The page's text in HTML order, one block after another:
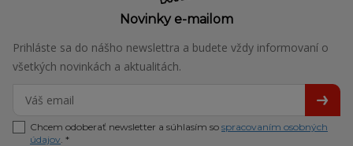
Novinky e-mailom
Prihláste sa do nášho newslettra a budete vždy informovaní o
všetkých novinkách a aktualitách.
Chcem odoberať newsletter a súhlasím so spracovaním osobných
údajov . *